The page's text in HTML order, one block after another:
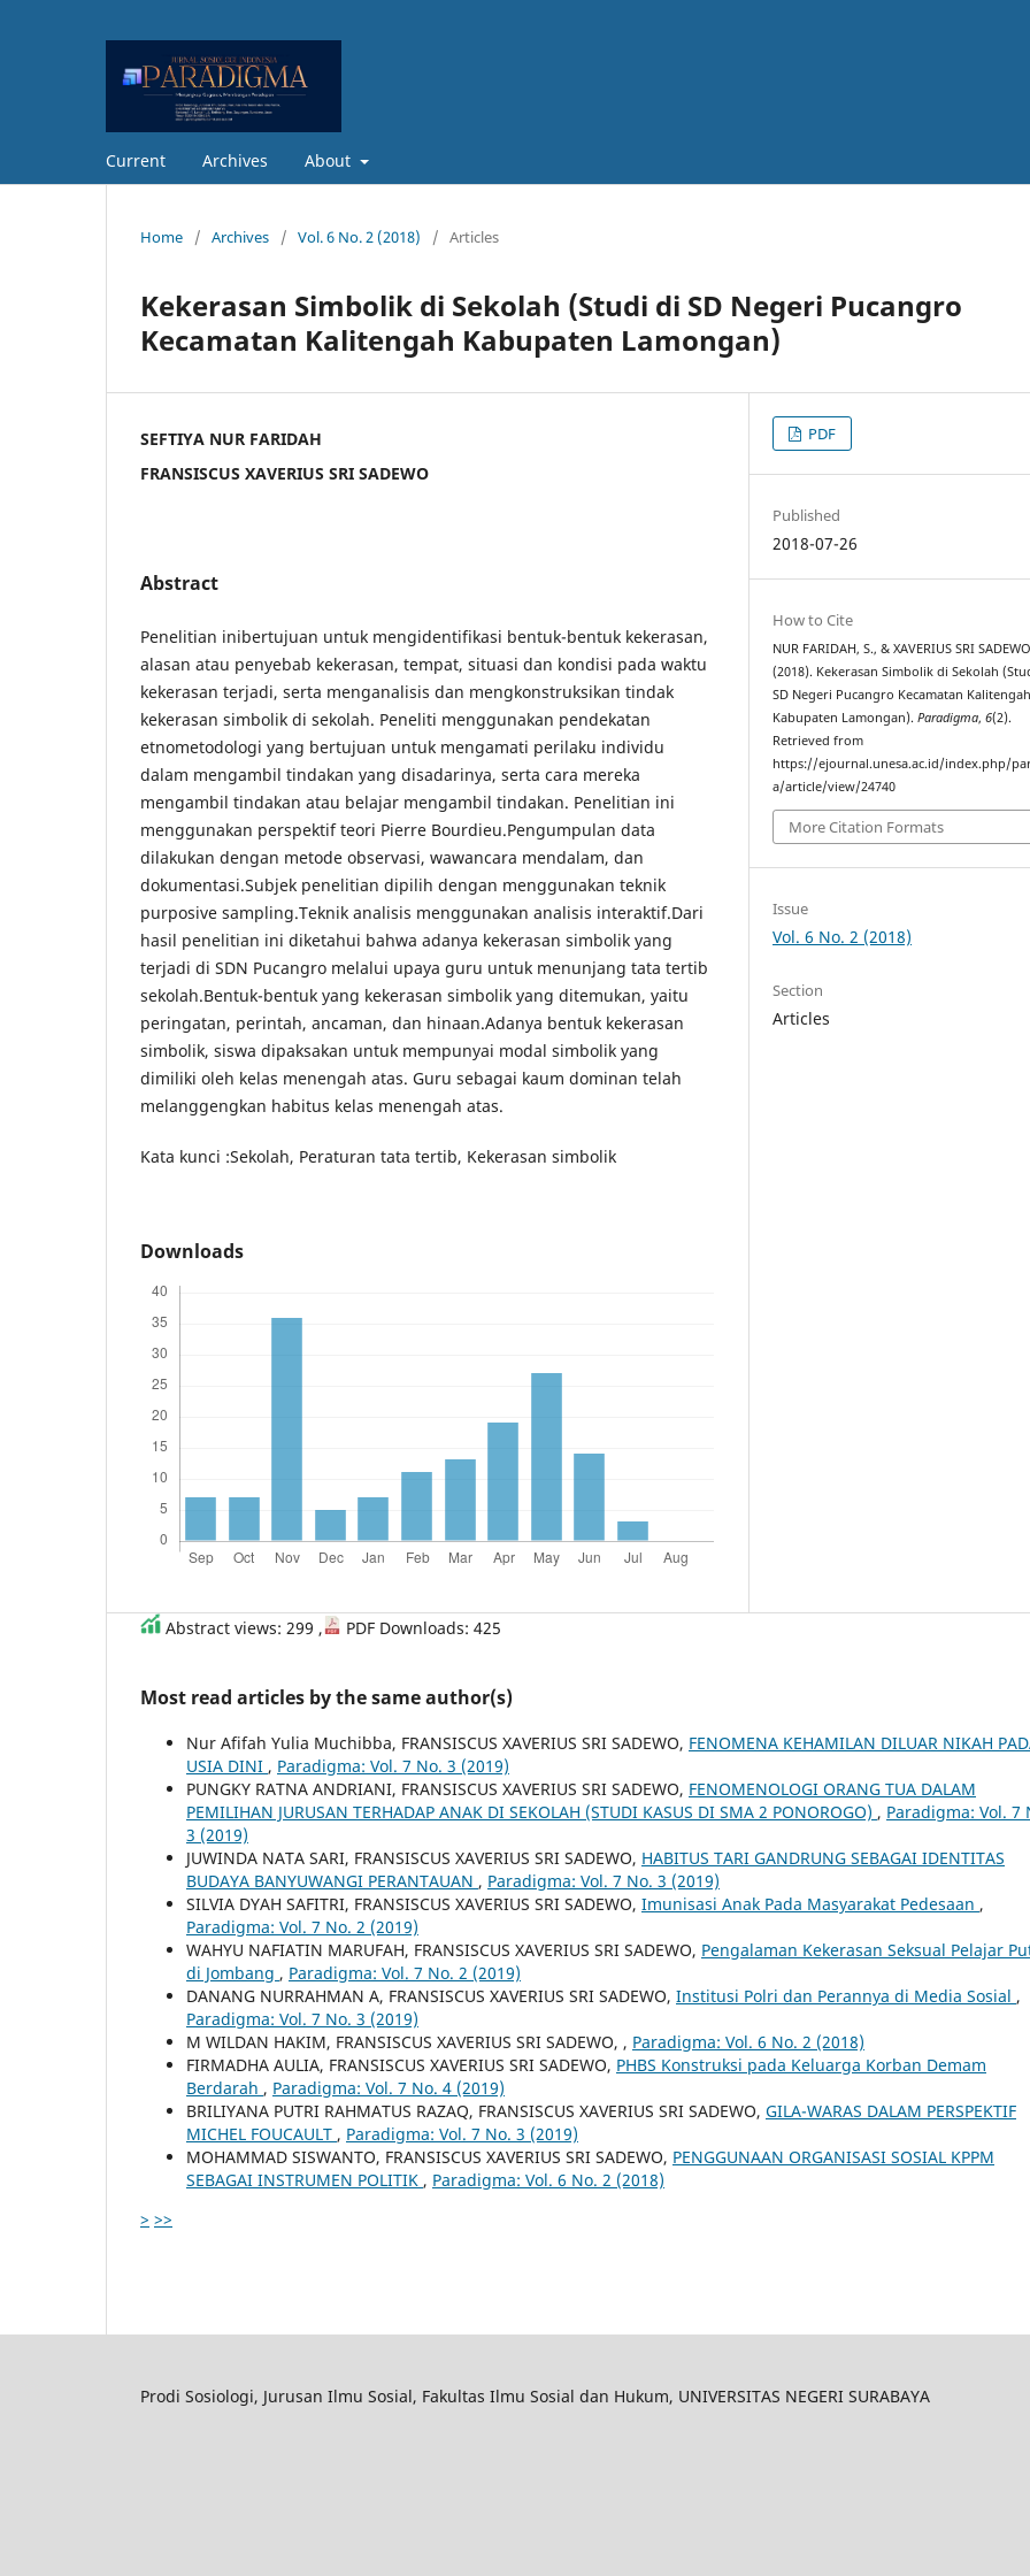
Current Archives About
Home / Archives / Vol. 6 No. 2 (2018) / Articles
Kekerasan Simbolik di Sekolah (Studi di SD Negeri Pucangro
Kecamatan Kalitengah Kabupaten Lamongan)
SEFTIYA NUR FARIDAH
FRANSISCUS XAVERIUS SRI SADEWO
Abstract
Penelitian inibertujuan untuk mengidentifikasi bentuk-bentuk kekerasan,
alasan atau penyebab kekerasan, tempat, situasi dan kondisi pada waktu
kekerasan terjadi, serta menganalisis dan mengkonstruksikan tindak
kekerasan simbolik di sekolah. Peneliti menggunakan pendekatan
etnometodologi yang bertujuan untuk mengamati perilaku individu
dalam mengambil tindakan yang disadarinya, serta cara mereka
mengambil tindakan atau belajar mengambil tindakan. Penelitian ini
menggunakan perspektif teori Pierre Bourdieu.Pengumpulan data
dilakukan dengan metode observasi, wawancara mendalam, dan
dokumentasi.Subjek penelitian dipilih dengan menggunakan teknik
purposive sampling.Teknik analisis menggunakan analisis interaktif.Dari
hasil penelitian ini diketahui bahwa adanya kekerasan simbolik yang
terjadi di SDN Pucangro melalui upaya guru untuk menunjang tata tertib
sekolah.Bentuk-bentuk yang kekerasan simbolik yang ditemukan, yaitu
peringatan, perintah, ancaman, dan hinaan.Adanya bentuk kekerasan
simbolik, siswa dipaksakan untuk mempunyai modal simbolik yang
dimiliki oleh kelas menengah atas. Guru sebagai kaum dominan telah
melanggengkan habitus kelas menengah atas.
Kata kunci :Sekolah, Peraturan tata tertib, Kekerasan simbolik
Downloads
PDF
Published
2018-07-26
How to Cite
NUR FARIDAH, S., & XAVERIUS SRI
(2018). Kekerasan Simbolik di Sekolah
SD Negeri Pucangro Kecamatan Kalitengah
Kabupaten Lamongan).Paradigma,6(2).
Retrieved from
https://ejournal.unesa.ac.id/index.php/
a/article/view/24740
More Citation Formats
Issue
Vol. 6 No. 2 (2018)
Section
Articles
Abstract views: 299 , PDF Downloads: 425
Most read articles by the same author(s)
Nur Afifah Yulia Muchibba, FRANSISCUS XAVERIUS SRI SADEWO, FENOMENA KEHAMILAN DILUAR NIKAH
USIA DINI , Paradigma: Vol. 7 No. 3 (2019)
PUNGKY RATNA ANDRIANI, FRANSISCUS XAVERIUS SRI SADEWO, FENOMENOLOGI ORANG TUA DALAM
PEMILIHAN JURUSAN TERHADAP ANAK DI SEKOLAH (STUDI KASUS DI SMA 2 PONOROGO) , Paradigma: Vol. 7
3 (2019)
JUWINDA NATA SARI, FRANSISCUS XAVERIUS SRI SADEWO, HABITUS TARI GANDRUNG SEBAGAI IDENTITAS
BUDAYA BANYUWANGI PERANTAUAN , Paradigma: Vol. 7 No. 3 (2019)
SILVIA DYAH SAFITRI, FRANSISCUS XAVERIUS SRI SADEWO, Imunisasi Anak Pada Masyarakat Pedesaan ,
Paradigma: Vol. 7 No. 2 (2019)
WAHYU NAFIATIN MARUFAH, FRANSISCUS XAVERIUS SRI SADEWO, Pengalaman Kekerasan Seksual Pelajar
di Jombang , Paradigma: Vol. 7 No. 2 (2019)
DANANG NURRAHMAN A, FRANSISCUS XAVERIUS SRI SADEWO, Institusi Polri dan Perannya di Media Sosial ,
Paradigma: Vol. 7 No. 3 (2019)
M WILDAN HAKIM, FRANSISCUS XAVERIUS SRI SADEWO, , Paradigma: Vol. 6 No. 2 (2018)
FIRMADHA AULIA, FRANSISCUS XAVERIUS SRI SADEWO, PHBS Konstruksi pada Keluarga Korban Demam
Berdarah , Paradigma: Vol. 7 No. 4 (2019)
BRILIYANA PUTRI RAHMATUS RAZAQ, FRANSISCUS XAVERIUS SRI SADEWO, GILA-WARAS DALAM PERSPEKTIF
MICHEL FOUCAULT , Paradigma: Vol. 7 No. 3 (2019)
MOHAMMAD SISWANTO, FRANSISCUS XAVERIUS SRI SADEWO, PENGGUNAAN ORGANISASI SOSIAL KPPM
SEBAGAI INSTRUMEN POLITIK , Paradigma: Vol. 6 No. 2 (2018)
> >>
Prodi Sosiologi, Jurusan Ilmu Sosial, Fakultas Ilmu Sosial dan Hukum, UNIVERSITAS NEGERI SURABAYA